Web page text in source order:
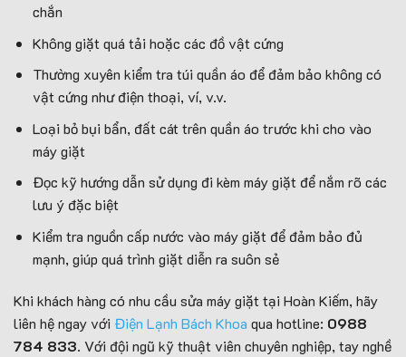
chắn
Không giặt quá tải hoặc các đồ vật cứng
Thường xuyên kiểm tra túi quần áo để đảm bảo không có
vật cứng như điện thoại, ví, v.v.
Loại bỏ bụi bẩn, đất cát trên quần áo trước khi cho vào
máy giặt
Đọc kỹ hướng dẫn sử dụng đi kèm máy giặt để nắm rõ các
lưu ý đặc biệt
Kiểm tra nguồn cấp nước vào máy giặt để đảm bảo đủ
mạnh, giúp quá trình giặt diễn ra suôn sẻ
Khi khách hàng có nhu cầu sửa máy giặt tại Hoàn Kiếm, hãy
liên hệ ngay với Điện Lạnh Bách Khoa qua hotline: 0988
784 833. Với đội ngũ kỹ thuật viên chuyên nghiệp, tay nghề